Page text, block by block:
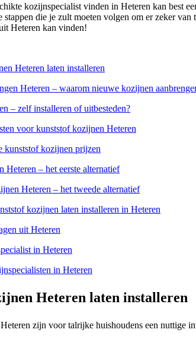
kozijnspecialist vinden in Heteren kan best
stappen die je zult moeten volgen om er zeker
Heteren kan vinden!
Heteren laten installeren
Heteren – waarom nieuwe kozijnen
– zelf installeren of uitbesteden?
voor kunststof kozijnen Heteren
kunststof kozijnen prijzen
Heteren – het eerste alternatief
Heteren – het tweede alternatief
kozijnen laten installeren in Heteren
uit Heteren
in Heteren
in Heteren
Heteren laten installeren
zijn voor talrijke huishoudens een nuttige